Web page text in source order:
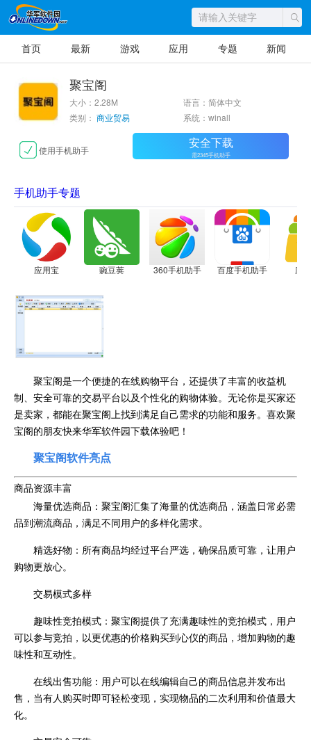
首页 最新 游戏 应用 专题 新闻
聚宝阁
大小：2.28M
语言：简体中文
类别： 商业贸易 系统：winall
使用手机助手 安全下载
需2345手机助手
手机助手专题
应用宝 豌豆荚 360手机助手 百度手机助手 应
聚宝阁是一个便捷的在线购物平台，还提供了丰富的收益机
制、安全可靠的交易平台以及个性化的购物体验。无论你是买家还
是卖家，都能在聚宝阁上找到满足自己需求的功能和服务。喜欢聚
宝阁的朋友快来华军软件园下载体验吧！
聚宝阁软件亮点
商品资源丰富
海量优选商品：聚宝阁汇集了海量的优选商品，涵盖日常必需
品到潮流商品，满足不同用户的多样化需求。
精选好物：所有商品均经过平台严选，确保品质可靠，让用户
购物更放心。
交易模式多样
趣味性竞拍模式：聚宝阁提供了充满趣味性的竞拍模式，用户
可以参与竞拍，以更优惠的价格购买到心仪的商品，增加购物的趣
味性和互动性。
在线出售功能：用户可以在线编辑自己的商品信息并发布出
售，当有人购买时即可轻松变现，实现物品的二次利用和价值最大
化。